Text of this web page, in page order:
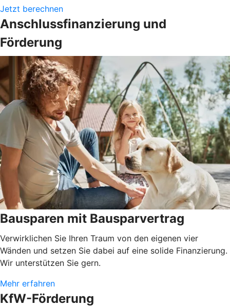
Jetzt berechnen
Anschlussfinanzierung und
Förderung
Bausparen mit Bausparvertrag
Verwirklichen Sie Ihren Traum von den eigenen vier
Wänden und setzen Sie dabei auf eine solide Finanzierung.
Wir unterstützen Sie gern.
Mehr erfahren
KfW-Förderung